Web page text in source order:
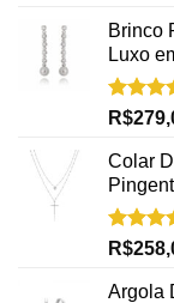
Brinco
Luxo
R$
Colar
R$
Argola